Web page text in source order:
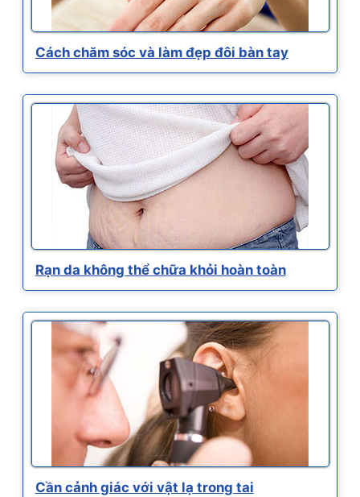
Cách chăm sóc và làm đẹp đôi bàn tay
Rạn da không thể chữa khỏi hoàn toàn
Cần cảnh giác với vật lạ trong tai